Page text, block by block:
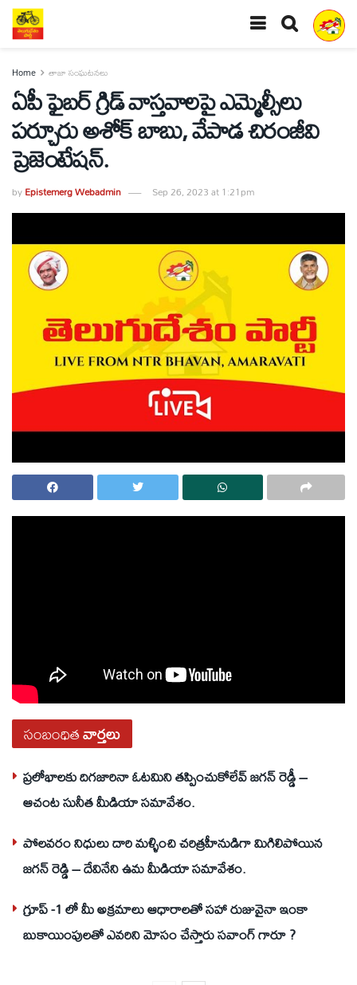
Home తాజా సంఘటనలు
ఏపీ ఫైబర్ గ్రిడ్ వాస్తవాలపై ఎమ్మెల్సీలు
పర్చూరు అశోక్ బాబు, వేపాడ చిరంజీవి
ప్రెజెంటేషన్.
byEpistemerg Webadmin Sep 26, 2023 at 1:21pm
సంబంధితవార్తలు
ప్రలోభాలకు దిగజారినా ఓటమిని తప్పించుకోలేవ్ జగన్ రెడ్డీ –
ఆచంట సునీత మీడియా సమావేశం.
పోలవరం నిధులు దారి మళ్ళించి చరిత్రహీనుడిగా మిగిలిపోయిన
జగన్ రెడ్డి – దేవినేని ఉమ మీడియా సమావేశం.
గ్రూప్ -1 లో మీ అక్రమాలు ఆధారాలతో సహా రుజువైనా ఇంకా
బుకాయింపులతో ఎవరిని మోసం చేస్తారు సవాంగ్ గారూ ?